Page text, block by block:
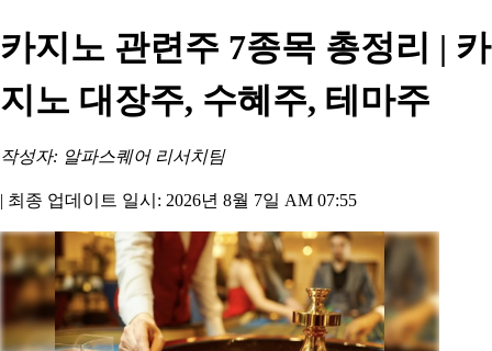
카지노 관련주 7종목 총정리 | 카
지노 대장주, 수혜주, 테마주
작성자: 알파스퀘어 리서치팀
| 최종 업데이트 일시: 2026년 8월 7일 AM 07:55